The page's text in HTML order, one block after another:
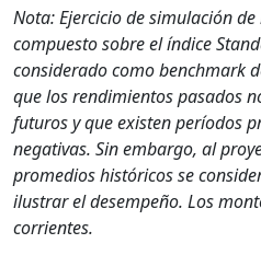
Nota: Ejercicio de simulación
compuesto sobre el índice
considerado como benchmark
que los rendimientos pasados
futuros y que existen períodos
negativas. Sin embargo, al
promedios históricos se
ilustrar el desempeño. Los
corrientes.